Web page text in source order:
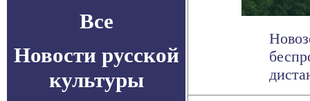
Все
Новости русской
культуры